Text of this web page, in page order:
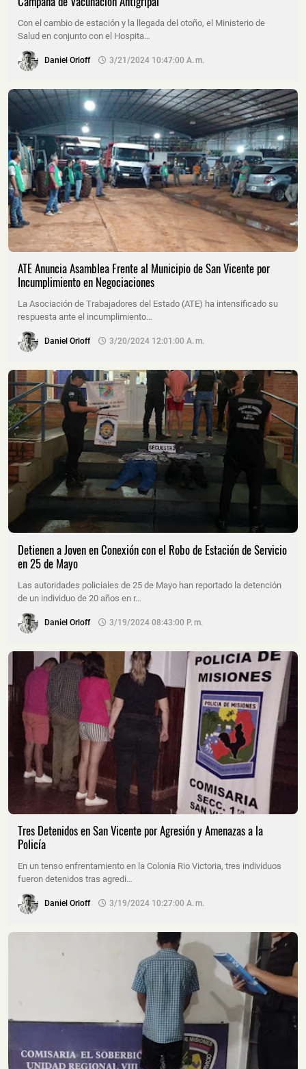
Con el cambio de estación y la llegada del otoño, el Ministerio de
Salud en conjunto con el Hospita…
Daniel Orloff 3/21/2024 10:47:00 A. M.
ATE Anuncia Asamblea Frente al Municipio de San Vicente por
Incumplimiento en Negociaciones
La Asociación de Trabajadores del Estado (ATE) ha intensificado su
respuesta ante el incumplimiento…
Daniel Orloff 3/20/2024 12:01:00 A. M.
Detienen a Joven en Conexión con el Robo de Estación de Servicio
en 25 de Mayo
Las autoridades policiales de 25 de Mayo han reportado la detención
de un individuo de 20 años en r…
Daniel Orloff 3/19/2024 08:43:00 P. M.
Tres Detenidos en San Vicente por Agresión y Amenazas a la
Policía
En un tenso enfrentamiento en la Colonia Rio Victoria, tres individuos
fueron detenidos tras agredi…
Daniel Orloff 3/19/2024 10:27:00 A. M.